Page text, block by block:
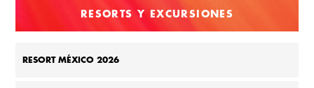
RESORTS Y EXCURSIONES
RESORT MÉXICO 2026